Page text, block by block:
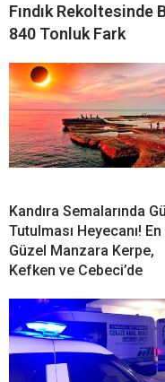
Fındık Rekoltesinde
840 Tonluk Fark
Kandıra Semalarında
Tutulması Heyecanı! En
Güzel Manzara Kerpe,
Kefken ve Cebeci’de